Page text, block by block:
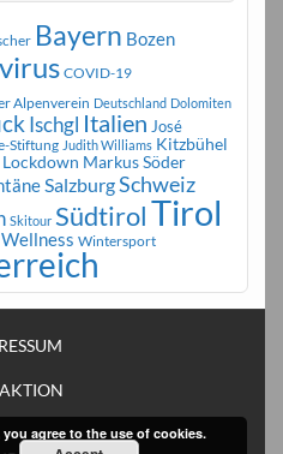
Bayern Bozen
COVID-19
Alpenverein Deutschland Dolomiten
Ischgl Italien José
Stiftung Judith Williams Kitzbühel
Lockdown Markus Söder
SalzburgSchweiz
Skitour SüdtirolTirol
Wellness Wintersport
agree to the use of cookies.